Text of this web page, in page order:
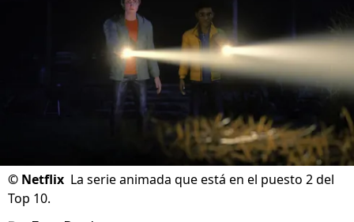
© Netflix La serie animada que está en el puesto 2 del
Top 10.